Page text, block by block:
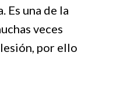
una de la
veces
por ello